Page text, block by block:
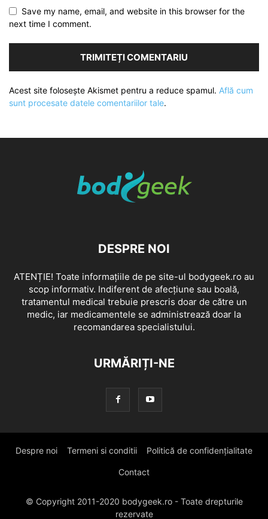
Save my name, email, and website in this browser for the
next time I comment.
Acest site folosește Akismet pentru a reduce spamul. Află cum
sunt procesate datele comentariilor tale.
DESPRE NOI
ATENȚIE! Toate informațiile de pe site-ul bodygeek.ro au
scop informativ. Indiferent de afecțiune sau boală,
tratamentul medical trebuie prescris doar de către un
medic, iar medicamentele se administrează doar la
recomandarea specialistului.
URMĂRIȚI-NE
Despre noi Termeni si conditii Politică de confidențialitate
Contact
© Copyright 2011-2020 bodygeek.ro - Toate drepturile
rezervate